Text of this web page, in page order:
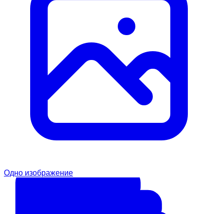
Одно изображение